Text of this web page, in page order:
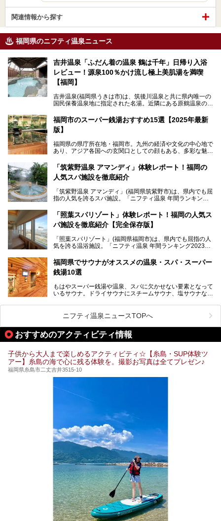
関連情報から探す
福岡県のニフティ温泉ニュース
吉井温泉「ふだん着の温泉 鶴は千年」日帰り入浴
レビュー！源泉100％かけ流し極上美肌湯を満喫
【福岡】
吉井温泉(福岡県うきは市)は、筑後川温泉と共に県内唯一の
国民保養温泉地に指定された名湯。近隣にある原鶴温泉の観
す。
「ふだん着の温泉 鶴は千年」は、吉井温泉にある日帰り入
住民や温泉ファンに愛され続けています。今回は筆者自ら日
帰り入浴し、自慢の温泉を中心に詳細レビューします！
福岡市のスーパー銭湯おすすめ15選【2025年最新
版】
福岡県の県庁所在地・福岡市。九州の経済や文化の中心地で
あり、アジア各国への玄関口としての顔もある、多彩な魅力
そんな福岡市は、スーパー銭湯も多種多彩。玄界灘を眺めら
れるリゾート気分満点のスーパー銭湯から、繁華街近くのレ
いスーパー銭湯を一挙ご紹介します。
「筑紫野温泉 アマンディ」体験レポート！福岡の
人気スパ施設を徹底紹介
「筑紫野温泉 アマンディ」(福岡県筑紫野市)は、県内でも屈
指の人気を誇るスパ施設。「ニフティ温泉 年間ランキング2
入浴客で賑わっています。
そこで今回は、ニフティ温泉ライターである筆者が現地訪
ーム・併設するレストランを体験し、それらの全貌を徹底紹
介します！
「照葉スパリゾート」体験レポート！福岡の人気ス
パ施設を徹底紹介【完全保存版】
「照葉スパリゾート」(福岡県福岡市)は、県内でも屈指の人
気を誇る温浴施設。「ニフティ温泉 年間ランキング2023」
常連客で賑わっています。
そこで今回は、ニフティ温泉ライターである筆者が現地体
ューズメント・宿泊施設・グルメ・その他施設まで、多彩な
る全貌と魅力を徹底紹介します！
福岡県でサウナがオススメの温泉・スパ・スーパー
銭湯10選
もはやスーパー銭湯や温泉、スパに欠かせない要素となって
いるサウナ。ドライサウナにスチームサウナ、塩サウナな
ペース、ロウリュウなど、心ゆくまで楽しむためのサービス
が充実した施設も多くみられます。
今回はそんなサウナにこだわった、福岡県内のオススメ温
泉・銭湯・スパを10件紹介したいと思います！
ニフティ温泉ニュースTOPへ
おすすめのアクティビティ情報
子供から大人まで楽しめるアクティビティ☆【糸島・SUP体験ツ
アー】糸島の海で心に残る体験を。撮影お写真は全てプレゼン♪
福岡県糸島市二丈吉井3515-10